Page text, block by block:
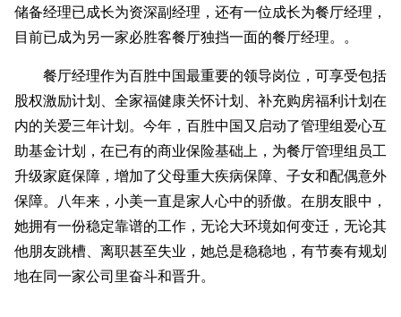
储备经理已成长为资深副经理，还有一位成长为餐厅经理，
目前已成为另一家必胜客餐厅独挡一面的餐厅经理。。
餐厅经理作为百胜中国最重要的领导岗位，可享受包括
股权激励计划、全家福健康关怀计划、补充购房福利计划在
内的关爱三年计划。今年，百胜中国又启动了管理组爱心互
助基金计划，在已有的商业保险基础上，为餐厅管理组员工
升级家庭保障，增加了父母重大疾病保障、子女和配偶意外
保障。八年来，小美一直是家人心中的骄傲。在朋友眼中，
她拥有一份稳定靠谱的工作，无论大环境如何变迁，无论其
他朋友跳槽、离职甚至失业，她总是稳稳地，有节奏有规划
地在同一家公司里奋斗和晋升。